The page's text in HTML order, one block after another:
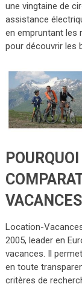
une vingtaine de
assistance
en empruntant les
pour découvrir les
Location-
2005, leader en
vacances. Il
en toute
critères de